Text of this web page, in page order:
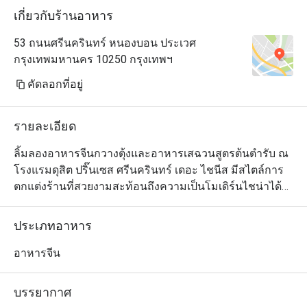
เกี่ยวกับร้านอาหาร
53 ถนนศรีนครินทร์ หนองบอน ประเวศ
กรุงเทพมหานคร 10250 กรุงเทพฯ
คัดลอกที่อยู่
รายละเอียด
ลิ้มลองอาหารจีนกวางตุ้งและอาหารเสฉวนสูตรต้นตำรับ ณ
โรงแรมดุสิต ปริ๊นเซส ศรีนครินทร์ เดอะ ไชนีส มีสไตล์การ
ตกแต่งร้านที่สวยงามสะท้อนถึงความเป็นโมเดิร์นไชน่าได้
อย่างลงตัว ส่วนเมนูอาหารก็ออกแบบได้ดีไม่แพ้กัน โดยให้
บริการทั้งติ่มซำทำมือ เป็ดปักกิ่งรสเลิศเป็นเอกลักษณ์ และ
สำหรับผู้ที่ต้องการรับประทานมื้อพิเศษแบบส่วนตัวหรือ
ประเภทอาหาร
อาหารจีน
บรรยากาศ